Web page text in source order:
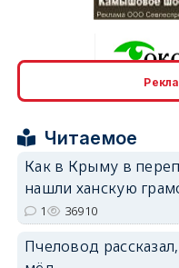
Читаемое
Как в Крыму в
нашли ханскую
1 36910
Пчеловод